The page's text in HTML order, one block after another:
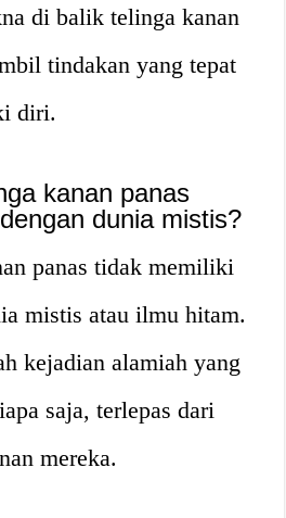
di balik telinga kanan
tindakan yang tepat
diri.
kanan panas
dunia mistis?
panas tidak memiliki
mistis atau ilmu hitam.
kejadian alamiah yang
saja, terlepas dari
mereka.